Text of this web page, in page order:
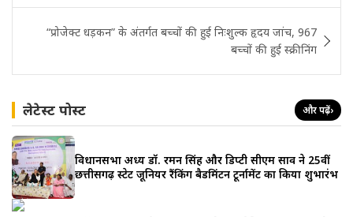
“प्रोजेक्ट धड़कन” के अंतर्गत बच्चों की हुई निःशुल्क हृदय जांच, 967
बच्चों की हुई स्क्रीनिंग
लेटेस्ट पोस्ट और पढ़ें›
विधानसभा अध्यक्ष डॉ. रमन सिंह और डिप्टी सीएम साव ने 25वीं
छत्तीसगढ़ स्टेट जूनियर रैंकिंग बैडमिंटन टूर्नामेंट का किया शुभारंभ